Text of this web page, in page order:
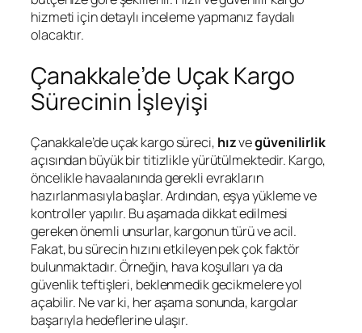
hizmeti için detaylı inceleme yapmanız faydalı
olacaktır.
Çanakkale’de Uçak Kargo
Sürecinin İşleyişi
Çanakkale’de uçak kargo süreci, hızvegüvenilirlik
açısından büyük bir titizlikle yürütülmektedir. Kargo,
öncelikle havaalanında gerekli evrakların
hazırlanmasıyla başlar. Ardından, eşya yükleme ve
kontroller yapılır. Bu aşamada dikkat edilmesi
gereken önemli unsurlar, kargonun türü ve acil.
Fakat, bu sürecin hızını etkileyen pek çok faktör
bulunmaktadır. Örneğin, hava koşulları ya da
güvenlik teftişleri, beklenmedik gecikmelere yol
açabilir. Ne var ki, her aşama sonunda, kargolar
başarıyla hedeflerine ulaşır.